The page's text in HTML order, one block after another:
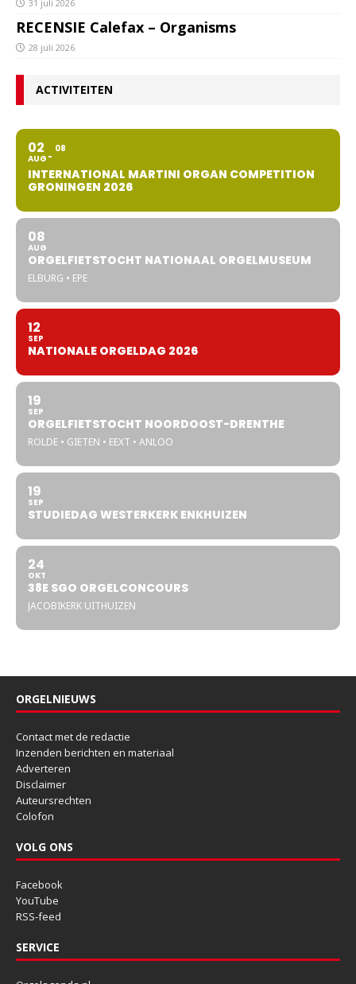
31 juli 2026
RECENSIE Calefax – Organisms
28 juli 2026
ACTIVITEITEN
02
AUG
08
INTERNATIONAL MARTINI ORGAN COMPETITION
GRONINGEN 2026
08
AUG
ORGELFIETSTOCHT NATIONAAL ORGELMUSEUM
ELBURG • EPE
12
SEP
NATIONALE ORGELDAG 2026
19
SEP
ORGELFIETSTOCHT NOORDOOST-DRENTHE
ROLDE • GIETEN • EEXT • ANLOO
19
SEP
STUDIEDAG WESTERKERK ENKHUIZEN
24
OKT
38E SGO ORGELCONCOURS
JACOBIKERK UITHUIZEN
ORGELNIEUWS
Contact met de redactie
Inzenden berichten en materiaal
Adverteren
Disclaimer
Auteursrechten
Colofon
VOLG ONS
Facebook
YouTube
RSS-feed
SERVICE